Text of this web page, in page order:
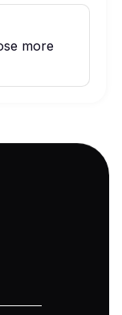
more